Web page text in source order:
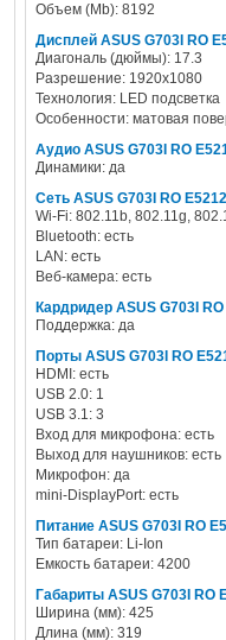
Объем (Mb): 8192
Дисплей ASUS G703I RO
Диагональ (дюймы): 17.3
Разрешение: 1920x1080
Технология: LED подсветка
Особенности: матовая
Аудио ASUS G703I RO
Динамики: да
Сеть ASUS G703I RO
Wi-Fi: 802.11b, 802.11g,
Bluetooth: есть
LAN: есть
Веб-камера: есть
Кардридер ASUS G703I
Поддержка: да
Порты ASUS G703I RO
HDMI: есть
USB 2.0: 1
USB 3.1: 3
Вход для микрофона: есть
Выход для наушников: есть
Микрофон: да
mini-DisplayPort: есть
Питание ASUS G703I RO
Тип батареи: Li-Ion
Емкость батареи: 4200
Габариты ASUS G703I RO
Ширина (мм): 425
Длина (мм): 319